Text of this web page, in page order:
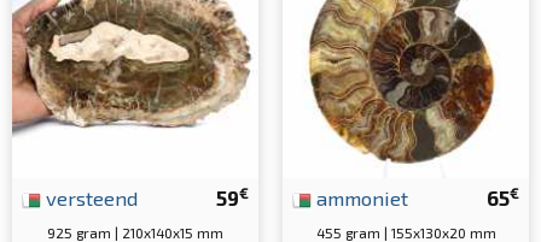
59€
versteend
925 gram | 210x140x15 mm
65€
ammoniet
455 gram | 155x130x20 mm